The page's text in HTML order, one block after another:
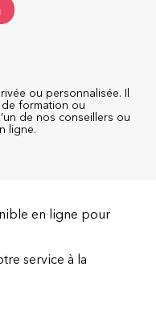
ou personnalisée. Il
formation ou
de nos conseillers ou
ligne.
en ligne pour
service à la